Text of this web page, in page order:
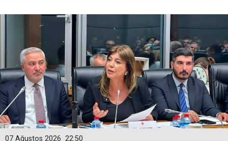
22:50
07 Ağustos 2026